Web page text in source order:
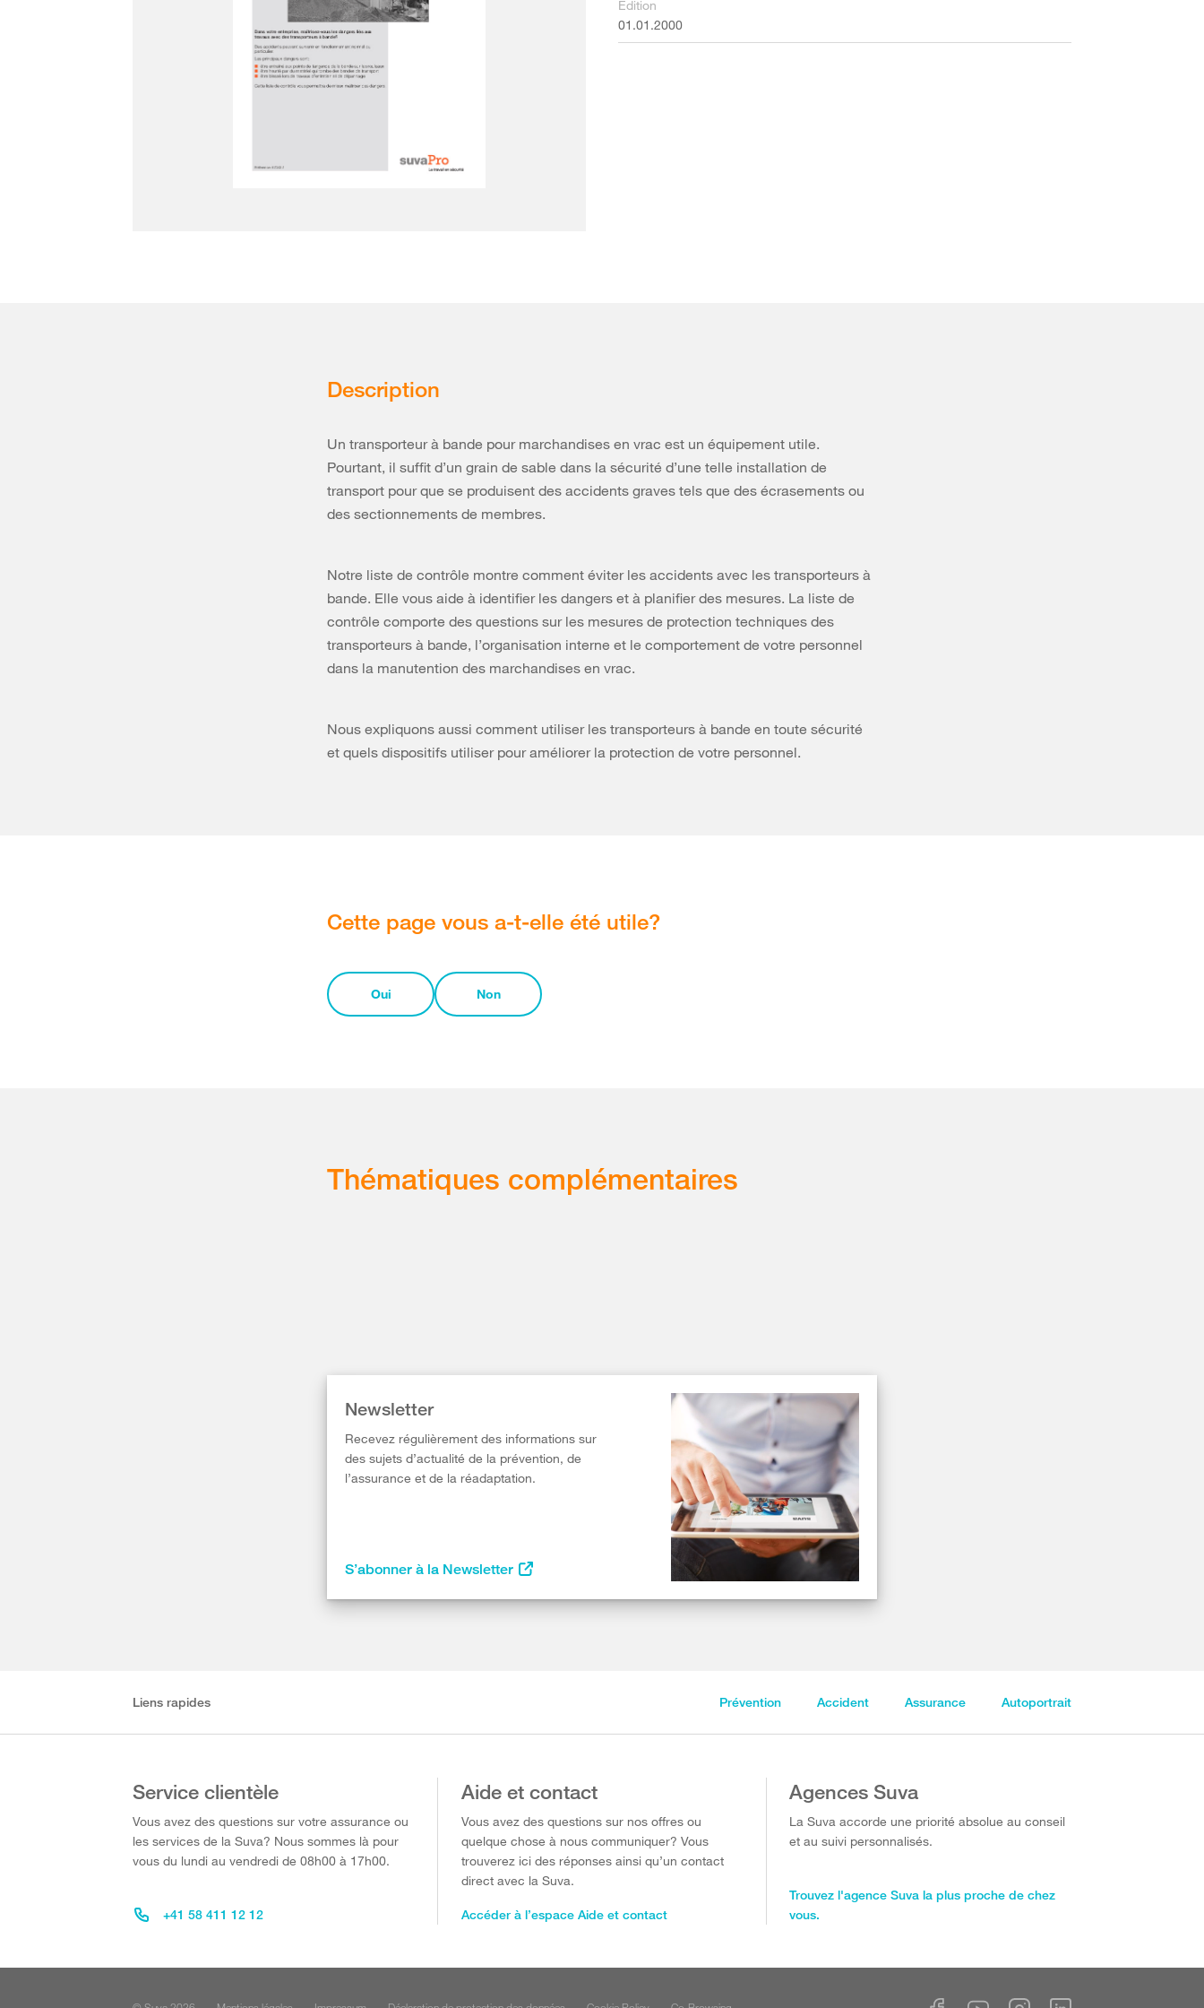
Édition
01.01.2000
Description
Un transporteur à bande pour marchandises en vrac est un équipement utile.
Pourtant, il suffit d’un grain de sable dans la sécurité d’une telle installation de
transport pour que se produisent des accidents graves tels que des écrasements ou
des sectionnements de membres.
Notre liste de contrôle montre comment éviter les accidents avec les transporteurs à
bande. Elle vous aide à identifier les dangers et à planifier des mesures. La liste de
contrôle comporte des questions sur les mesures de protection techniques des
transporteurs à bande, l’organisation interne et le comportement de votre personnel
dans la manutention des marchandises en vrac.
Nous expliquons aussi comment utiliser les transporteurs à bande en toute sécurité
et quels dispositifs utiliser pour améliorer la protection de votre personnel.
Cette page vous a-t-elle été utile?
Oui Non
Thématiques complémentaires
Newsletter
Recevez régulièrement des informations sur
des sujets d’actualité de la prévention, de
l’assurance et de la réadaptation.
S’abonner à la Newsletter
Liens rapides Prévention Accident Assurance Autoportrait
Service clientèle
Vous avez des questions sur votre assurance ou
les services de la Suva? Nous sommes là pour
vous du lundi au vendredi de 08h00 à 17h00.
+41 58 411 12 12
Aide et contact
Vous avez des questions sur nos offres ou
quelque chose à nous communiquer? Vous
trouverez ici des réponses ainsi qu’un contact
direct avec la Suva.
Accéder à l’espace Aide et contact
Agences Suva
La Suva accorde une priorité absolue au conseil
et au suivi personnalisés.
Trouvez l'agence Suva la plus proche de chez
vous.